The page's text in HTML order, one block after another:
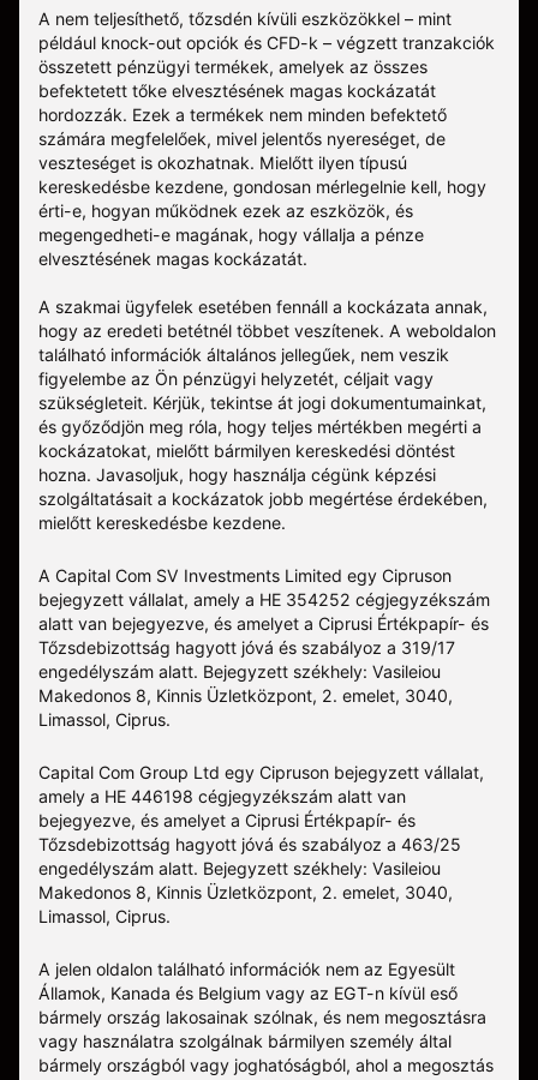
A nem teljesíthető, tőzsdén kívüli eszközökkel – mint
például knock-out opciók és CFD-k – végzett tranzakciók
összetett pénzügyi termékek, amelyek az összes
befektetett tőke elvesztésének magas kockázatát
hordozzák. Ezek a termékek nem minden befektető
számára megfelelőek, mivel jelentős nyereséget, de
veszteséget is okozhatnak. Mielőtt ilyen típusú
kereskedésbe kezdene, gondosan mérlegelnie kell, hogy
érti-e, hogyan működnek ezek az eszközök, és
megengedheti-e magának, hogy vállalja a pénze
elvesztésének magas kockázatát.
A szakmai ügyfelek esetében fennáll a kockázata annak,
hogy az eredeti betétnél többet veszítenek. A weboldalon
található információk általános jellegűek, nem veszik
figyelembe az Ön pénzügyi helyzetét, céljait vagy
szükségleteit. Kérjük, tekintse át jogi dokumentumainkat,
és győződjön meg róla, hogy teljes mértékben megérti a
kockázatokat, mielőtt bármilyen kereskedési döntést
hozna. Javasoljuk, hogy használja cégünk képzési
szolgáltatásait a kockázatok jobb megértése érdekében,
mielőtt kereskedésbe kezdene.
A Capital Com SV Investments Limited egy Cipruson
bejegyzett vállalat, amely a HE 354252 cégjegyzékszám
alatt van bejegyezve, és amelyet a Ciprusi Értékpapír- és
Tőzsdebizottság hagyott jóvá és szabályoz a 319/17
engedélyszám alatt. Bejegyzett székhely: Vasileiou
Makedonos 8, Kinnis Üzletközpont, 2. emelet, 3040,
Limassol, Ciprus.
Capital Com Group Ltd egy Cipruson bejegyzett vállalat,
amely a ΗΕ 446198 cégjegyzékszám alatt van
bejegyezve, és amelyet a Ciprusi Értékpapír- és
Tőzsdebizottság hagyott jóvá és szabályoz a 463/25
engedélyszám alatt. Bejegyzett székhely: Vasileiou
Makedonos 8, Kinnis Üzletközpont, 2. emelet, 3040,
Limassol, Ciprus.
A jelen oldalon található információk nem az Egyesült
Államok, Kanada és Belgium vagy az EGT-n kívül eső
bármely ország lakosainak szólnak, és nem megosztásra
vagy használatra szolgálnak bármilyen személy által
bármely országból vagy joghatóságból, ahol a megosztás